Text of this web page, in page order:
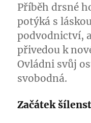
Příběh drsné
potýká s
podvodnictví,
přivedou k
Ovládni svůj
svobodná.
Začátek